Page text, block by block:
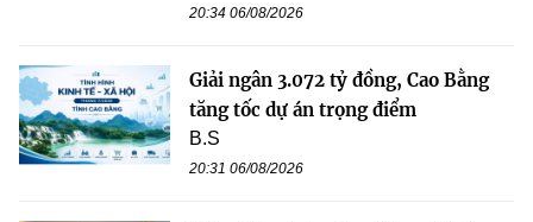
20:34 06/08/2026
Giải ngân 3.072 tỷ đồng, Cao Bằng
tăng tốc dự án trọng điểm
B.S
20:31 06/08/2026